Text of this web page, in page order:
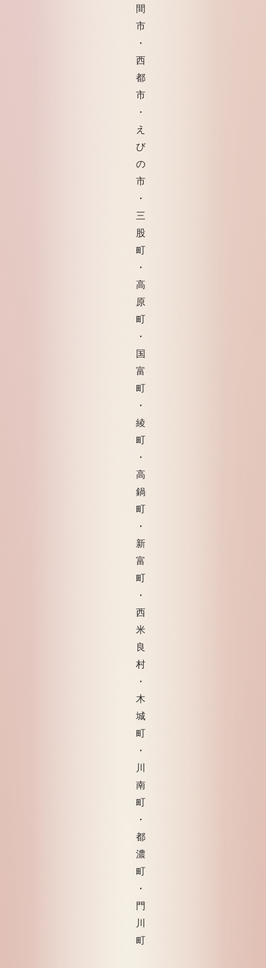
間
市
・
西
都
市
・
え
び
の
市
・
三
股
町
・
高
原
町
・
国
富
町
・
綾
町
・
高
鍋
町
・
新
富
町
・
西
米
良
村
・
木
城
町
・
川
南
町
・
都
濃
町
・
門
川
町